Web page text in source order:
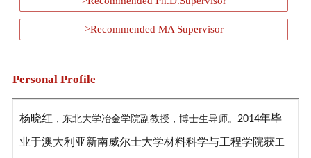
>Recommended MA Supervisor
Personal Profile
杨晓红 ，东北大学冶金学院副教授， 博士生导师。 2014年毕
业于澳大利亚新南威尔士大学材料科学与工程学院获工